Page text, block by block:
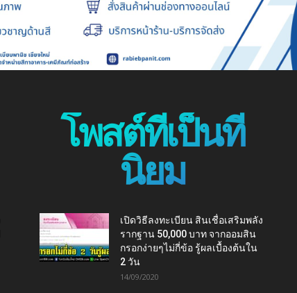
โพสต์ที่เป็นที่
นิยม
เปิดวิธีลงทะเบียน สินเชื่อเสริมพลัง
รากฐาน 50,000 บาท จากออมสิน
กรอกง่ายๆไม่กี่ข้อ รู้ผลเบื้องต้นใน
2 วัน
14/09/2020